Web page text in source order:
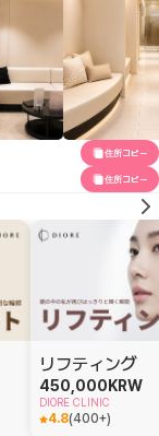
住所コピー
住所コピー
リフティング
450,000 KRW
DIORE CLINIC
4.8(400+)